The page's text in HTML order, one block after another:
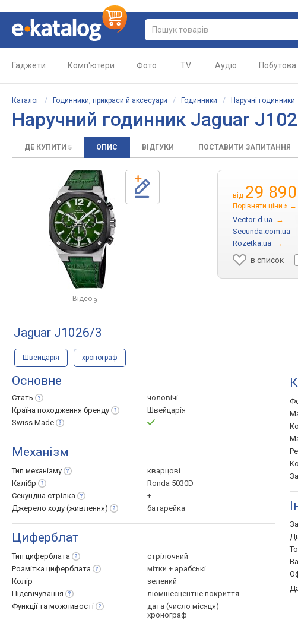
Гаджети Комп'ютери Фото TV Аудіо Побутова
Каталог / Годинники, прикраси й аксесуари / Годинники / Наручні годинники
Наручний годинник Jaguar
ДЕ КУПИТИ 5 ОПИС ВІДГУКИ ПОСТАВИТИ ЗАПИТАННЯ
Відео 9
від 29 890
Порівняти ціни 5 →
Vector-d.ua →
Secunda.com.ua
Rozetka.ua →
в список
Jaguar J1026/3
Швейцарія хронограф
Основне
Стать
чоловічі
Країна походження бренду
Швейцарія
Swiss Made
Механізм
Тип механізму
кварцові
Калібр
Ronda 5030D
Секундна стрілка
+
Джерело ходу (живлення) батарейка
Циферблат
Тип циферблата
стрілочний
Розмітка циферблата
мітки + арабські
Колір
зелений
Підсвічування
люмінесцентне покриття
Функції та можливості
дата (число місяця)
хронограф